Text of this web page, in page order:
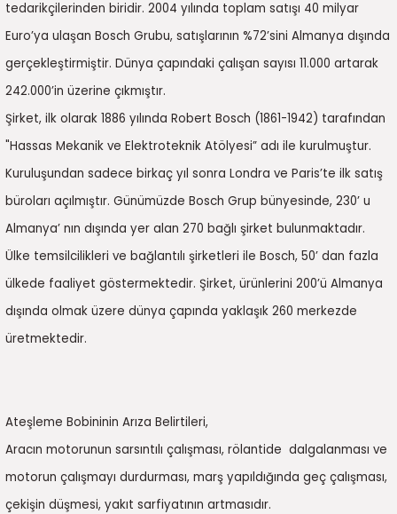
tedarikçilerinden biridir. 2004 yılında toplam satışı 40 milyar
Euro’ya ulaşan Bosch Grubu, satışlarının %72’sini Almanya dışında
gerçekleştirmiştir. Dünya çapındaki çalışan sayısı 11.000 artarak
242.000’in üzerine çıkmıştır.
Şirket, ilk olarak 1886 yılında Robert Bosch (1861-1942) tarafından
"Hassas Mekanik ve Elektroteknik Atölyesi” adı ile kurulmuştur.
Kuruluşundan sadece birkaç yıl sonra Londra ve Paris’te ilk satış
büroları açılmıştır. Günümüzde Bosch Grup bünyesinde, 230’ u
Almanya’ nın dışında yer alan 270 bağlı şirket bulunmaktadır.
Ülke temsilcilikleri ve bağlantılı şirketleri ile Bosch, 50’ dan fazla
ülkede faaliyet göstermektedir. Şirket, ürünlerini 200’ü Almanya
dışında olmak üzere dünya çapında yaklaşık 260 merkezde
üretmektedir.
Ateşleme Bobininin Arıza Belirtileri,
Aracın motorunun sarsıntılı çalışması, rölantide dalgalanması ve
motorun çalışmayı durdurması, marş yapıldığında geç çalışması,
çekişin düşmesi, yakıt sarfiyatının artmasıdır.